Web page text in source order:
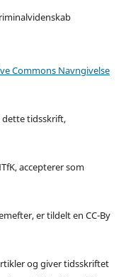
Commons Navngivelse
dette tidsskrift,
accepterer som
er tildelt en CC-By
og giver tidsskriftet